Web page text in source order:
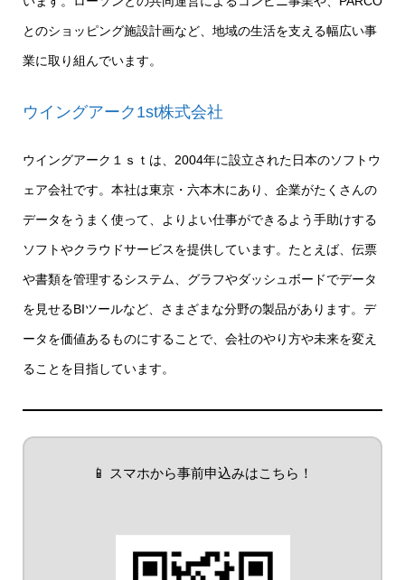
とのショッピング施設計画など、地域の生活を支える幅広い事
業に取り組んでいます。
ウイングアーク1st株式会社
ウイングアーク１ｓｔは、2004年に設立された日本のソフトウ
ェア会社です。本社は東京・六本木にあり、企業がたくさんの
データをうまく使って、よりよい仕事ができるよう手助けする
ソフトやクラウドサービスを提供しています。たとえば、伝票
や書類を管理するシステム、グラフやダッシュボードでデータ
を見せるBIツールなど、さまざまな分野の製品があります。デ
ータを価値あるものにすることで、会社のやり方や未来を変え
ることを目指しています。
📱 スマホから事前申込みはこちら！